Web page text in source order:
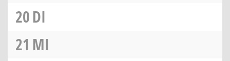
20DI
21 MI